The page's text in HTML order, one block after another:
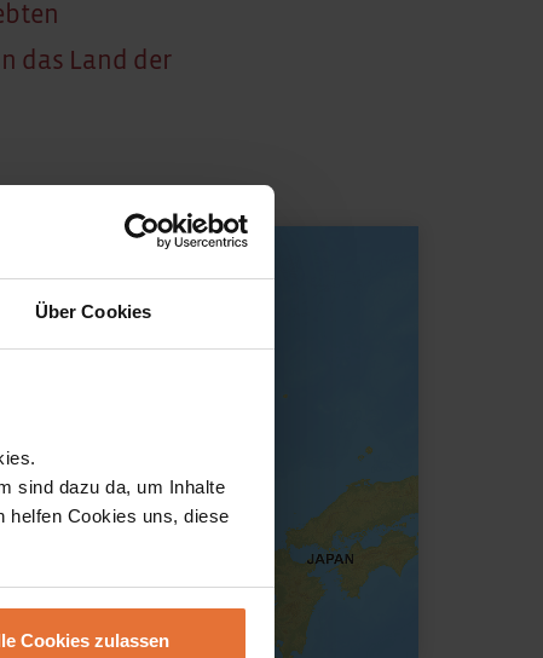
Über Cookies
sind dazu da, um Inhalte
helfen Cookies uns, diese
Cookies zulassen
das Land der